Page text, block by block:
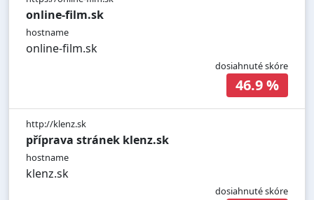
online-film.sk
hostname
online-film.sk
dosiahnuté skóre
46.9 %
http://klenz.sk
příprava stránek klenz.sk
hostname
klenz.sk
dosiahnuté skóre